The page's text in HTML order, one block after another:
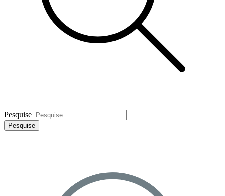
Pesquise
Pesquise